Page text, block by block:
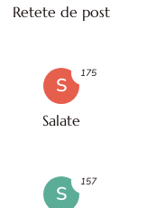
Retete de post
S
Salate
175
S
157